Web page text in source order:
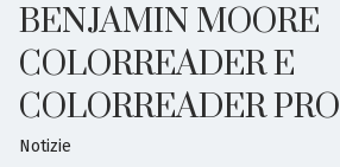
BENJAMIN MOORE
COLORREADER E
COLORREADER PRO
Notizie